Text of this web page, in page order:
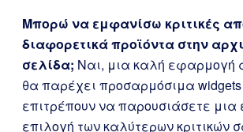
Μπορώ να εμφανίσω κριτικές
διαφορετικά προϊόντα στην
σελίδα; Ναι, μια καλή εφαρμογή
θα παρέχει προσαρμόσιμα
επιτρέπουν να παρουσιάσετε μια
επιλογή των καλύτερων κριτικών